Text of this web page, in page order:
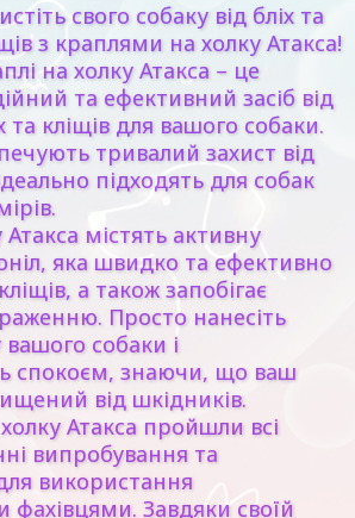
свого собаку від бліх та
з краплями на холку Атакса!
на холку Атакса – це
та ефективний засіб від
та кліщів для вашого собаки.
тривалий захист від
підходять для собак
Атакса містять активну
яка швидко та ефективно
а також запобігає
Просто нанесіть
вашого собаки і
спокоєм, знаючи, що ваш
від шкідників.
Атакса пройшли всі
випробування та
використання
Завдяки своїй